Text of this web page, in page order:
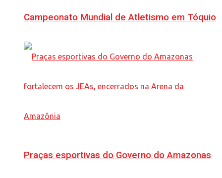
Campeonato Mundial de Atletismo em Tóquio
Praças esportivas do Governo do Amazonas